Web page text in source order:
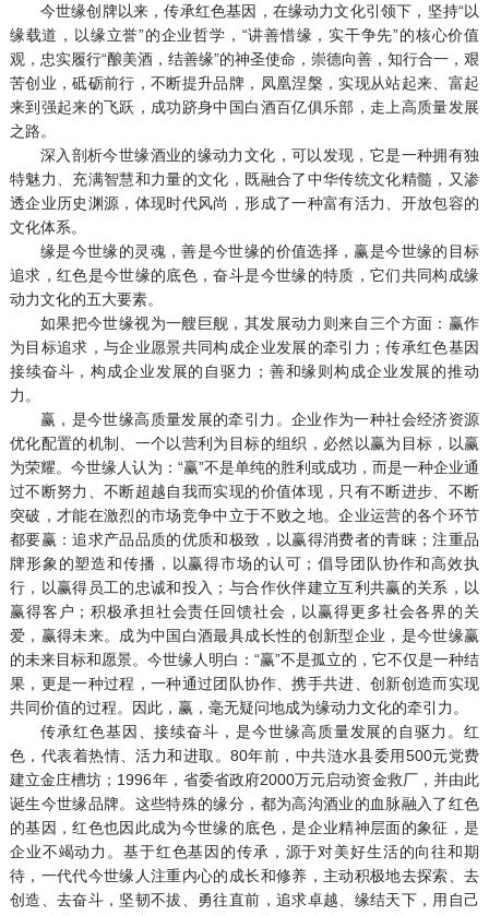
今世缘创牌以来，传承红色基因，在缘动力文化引领下，坚持“以
缘载道，以缘立誉”的企业哲学，“讲善惜缘，实干争先”的核心价值
观，忠实履行“酿美酒，结善缘”的神圣使命，崇德向善，知行合一，艰
苦创业，砥砺前行，不断提升品牌，凤凰涅槃，实现从站起来、富起
来到强起来的飞跃，成功跻身中国白酒百亿俱乐部，走上高质量发展
之路。
深入剖析今世缘酒业的缘动力文化，可以发现，它是一种拥有独
特魅力、充满智慧和力量的文化，既融合了中华传统文化精髓，又渗
透企业历史渊源，体现时代风尚，形成了一种富有活力、开放包容的
文化体系。
缘是今世缘的灵魂，善是今世缘的价值选择，赢是今世缘的目标
追求，红色是今世缘的底色，奋斗是今世缘的特质，它们共同构成缘
动力文化的五大要素。
如果把今世缘视为一艘巨舰，其发展动力则来自三个方面：赢作
为目标追求，与企业愿景共同构成企业发展的牵引力；传承红色基因
接续奋斗，构成企业发展的自驱力；善和缘则构成企业发展的推动
力。
赢，是今世缘高质量发展的牵引力。企业作为一种社会经济资源
优化配置的机制、一个以营利为目标的组织，必然以赢为目标，以赢
为荣耀。今世缘人认为：“赢”不是单纯的胜利或成功，而是一种企业通
过不断努力、不断超越自我而实现的价值体现，只有不断进步、不断
突破，才能在激烈的市场竞争中立于不败之地。企业运营的各个环节
都要赢：追求产品品质的优质和极致，以赢得消费者的青睐；注重品
牌形象的塑造和传播，以赢得市场的认可；倡导团队协作和高效执
行，以赢得员工的忠诚和投入；与合作伙伴建立互利共赢的关系，以
赢得客户；积极承担社会责任回馈社会，以赢得更多社会各界的关
爱，赢得未来。成为中国白酒最具成长性的创新型企业，是今世缘赢
的未来目标和愿景。今世缘人明白：“赢”不是孤立的，它不仅是一种结
果，更是一种过程，一种通过团队协作、携手共进、创新创造而实现
共同价值的过程。因此，赢，毫无疑问地成为缘动力文化的牵引力。
传承红色基因、接续奋斗，是今世缘高质量发展的自驱力。红
色，代表着热情、活力和进取。80年前，中共涟水县委用500元党费
建立金庄槽坊；1996年，省委省政府2000万元启动资金救厂，并由此
诞生今世缘品牌。这些特殊的缘分，都为高沟酒业的血脉融入了红色
的基因，红色也因此成为今世缘的底色，是企业精神层面的象征，是
企业不竭动力。基于红色基因的传承，源于对美好生活的向往和期
待，一代代今世缘人注重内心的成长和修养，主动积极地去探索、去
创造、去奋斗，坚韧不拔、勇往直前，追求卓越、缘结天下，用自己